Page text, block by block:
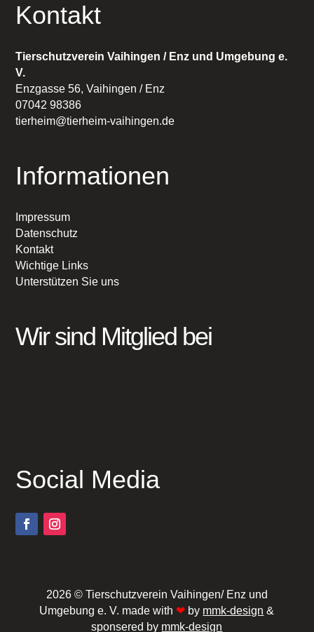
Kontakt
Tierschutzverein Vaihingen / Enz und Umgebung e.
V.
Enzgasse 56, Vaihingen / Enz
07042 98386
tierheim@tierheim-vaihingen.de
Informationen
Impressum
Datenschutz
Kontakt
Wichtige Links
Unterstützen Sie uns
Wir sind Mitglied bei
Social Media
2026 © Tierschutzverein Vaihingen/ Enz und
Umgebung e. V. made with ❤ by mmk-design &
sponsered by mmk-design